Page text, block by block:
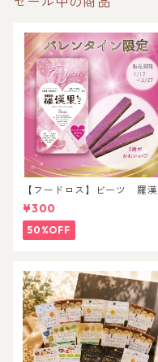
【フードロス】ビーツ 羅漢
果チョコレート
¥300
50%OFF